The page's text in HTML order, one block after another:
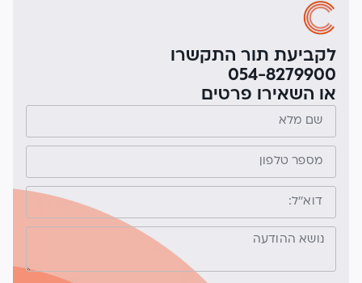
לקביעת תור התקשרו
054-8279900
או השאירו פרטים